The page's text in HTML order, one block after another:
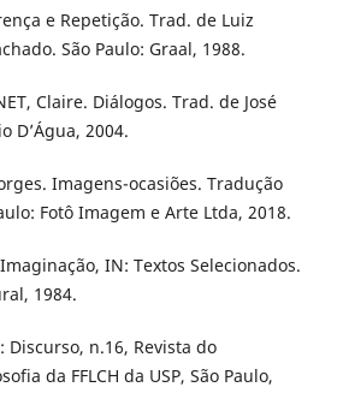
e Repetição. Trad. de Luiz
São Paulo: Graal, 1988.
Claire. Diálogos. Trad. de José
D’Água, 2004.
Imagens-ocasiões. Tradução
Fotô Imagem e Arte Ltda, 2018.
Imaginação, IN: Textos Selecionados.
1984.
Discurso, n.16, Revista do
da FFLCH da USP, São Paulo,